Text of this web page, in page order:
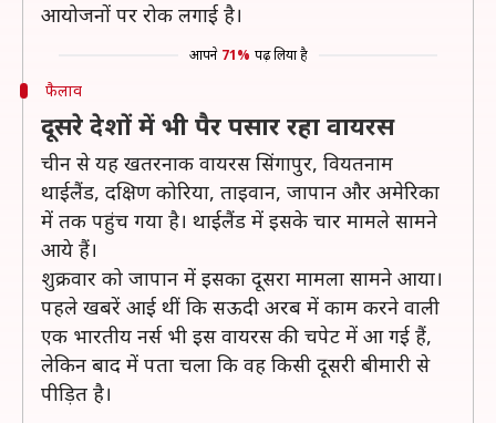
आयोजनों पर रोक लगाई है।
आपने 71% पढ़ लिया है
फैलाव
दूसरे देशों में भी पैर पसार रहा वायरस
चीन से यह खतरनाक वायरस सिंगापुर, वियतनाम
थाईलैंड, दक्षिण कोरिया, ताइवान, जापान और अमेरिका
में तक पहुंच गया है। थाईलैंड में इसके चार मामले सामने
आये हैं।
शुक्रवार को जापान में इसका दूसरा मामला सामने आया।
पहले खबरें आई थीं कि सऊदी अरब में काम करने वाली
एक भारतीय नर्स भी इस वायरस की चपेट में आ गई हैं,
लेकिन बाद में पता चला कि वह किसी दूसरी बीमारी से
पीड़ित है।